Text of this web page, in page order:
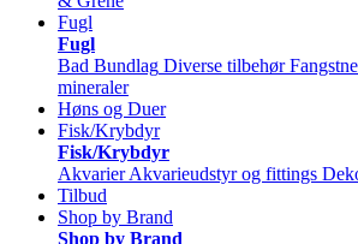
Fugl
Fugl
Bad Bundlag Diverse tilbehør
mineraler
Høns og Duer
Fisk/Krybdyr
Fisk/Krybdyr
Akvarier Akvarieudstyr og fittings
Tilbud
Shop by Brand
Shop by Brand